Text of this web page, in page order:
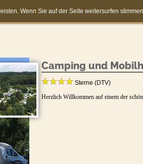
Camping und
Sterne (DTV)
Herzlich Willkommen auf einem der
Wenn Sie auf der Seite weitersurfen